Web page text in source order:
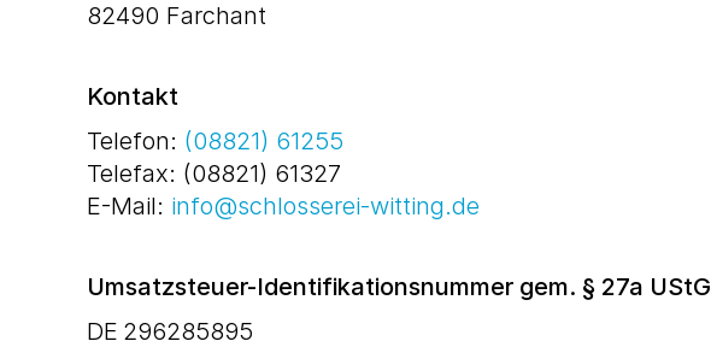
82490 Farchant
Kontakt
Telefon: (08821) 61255
Telefax: (08821) 61327
E-Mail: info@schlosserei-witting.de
Umsatzsteuer-Identifikationsnummer gem. § 27a UStG
DE 296285895